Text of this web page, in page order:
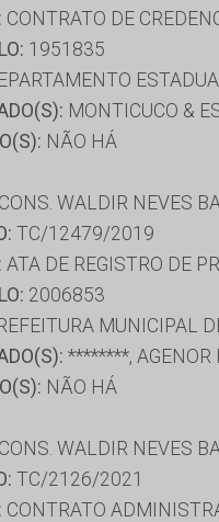
CONTRATO DE
1951835
MONTICUCO &
NÃO HÁ
CONS. WALDIR NEVES
TC/12479/2019
ATA DE REGISTRO DE
2006853
MUNICIPAL
********, AGENOR
NÃO HÁ
CONS. WALDIR NEVES
TC/2126/2021
CONTRATO